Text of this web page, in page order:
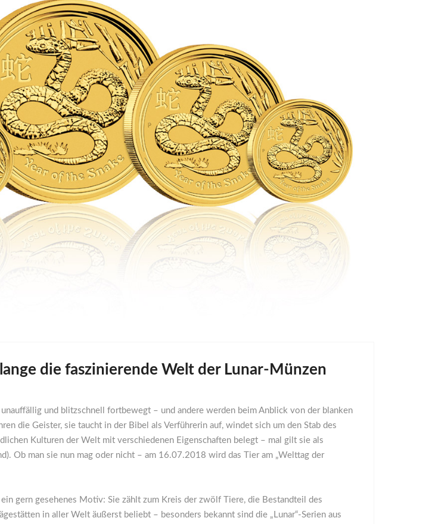
die faszinierende Welt der Lunar-Münzen
und blitzschnell fortbewegt – und andere werden beim Anblick von der blanken
die Geister, sie taucht in der Bibel als Verführerin auf, windet sich um den Stab des
Kulturen der Welt mit verschiedenen Eigenschaften belegt – mal gilt sie als
Ob man sie nun mag oder nicht – am 16.07.2018 wird das Tier am „Welttag der
gern gesehenes Motiv: Sie zählt zum Kreis der zwölf Tiere, die Bestandteil des
in aller Welt äußerst beliebt – besonders bekannt sind die „Lunar“-Serien aus